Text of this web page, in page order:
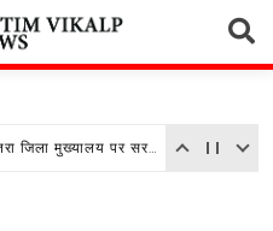
राजधानी से आए विशेषाधिकारी द्वारा बालोतरा जिला मुख्यालय पर सरकारी अस्पताल का किया औचक निरीक्षण